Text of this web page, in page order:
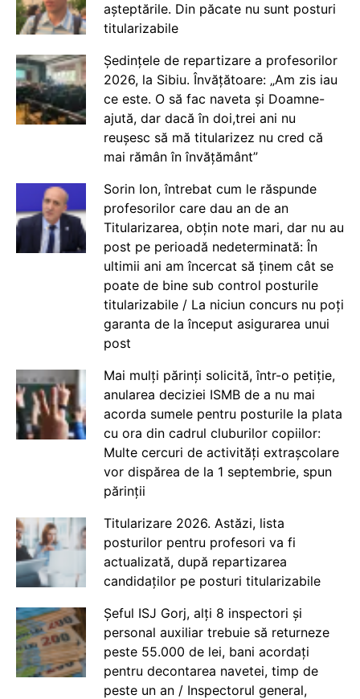
așteptările. Din păcate nu sunt posturi
titularizabile
Ședințele de repartizare a profesorilor
2026, la Sibiu. Învățătoare: „Am zis iau
ce este. O să fac naveta și Doamne-
ajută, dar dacă în doi,trei ani nu
reușesc să mă titularizez nu cred că
mai rămân în învățământ”
Sorin Ion, întrebat cum le răspunde
profesorilor care dau an de an
Titularizarea, obțin note mari, dar nu au
post pe perioadă nedeterminată: În
ultimii ani am încercat să ținem cât se
poate de bine sub control posturile
titularizabile / La niciun concurs nu poți
garanta de la început asigurarea unui
post
Mai mulți părinți solicită, într-o petiție,
anularea deciziei ISMB de a nu mai
acorda sumele pentru posturile la plata
cu ora din cadrul cluburilor copiilor:
Multe cercuri de activități extrașcolare
vor dispărea de la 1 septembrie, spun
părinții
Titularizare 2026. Astăzi, lista
posturilor pentru profesori va fi
actualizată, după repartizarea
candidaților pe posturi titularizabile
Șeful ISJ Gorj, alți 8 inspectori și
personal auxiliar trebuie să returneze
peste 55.000 de lei, bani acordați
pentru decontarea navetei, timp de
peste un an / Inspectorul general,